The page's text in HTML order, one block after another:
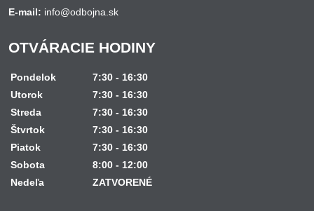
E-mail: info@odbojna.sk
OTVÁRACIE HODINY
Pondelok
7:30 - 16:30
Utorok
7:30 - 16:30
Streda
7:30 - 16:30
Štvrtok
7:30 - 16:30
Piatok
7:30 - 16:30
Sobota
8:00 - 12:00
Nedeľa
ZATVORENÉ